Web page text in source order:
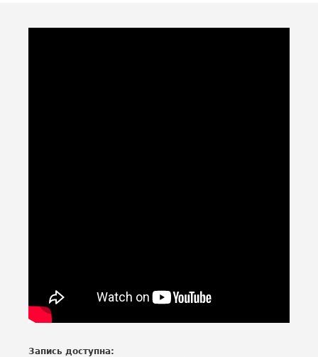
Запись доступна: